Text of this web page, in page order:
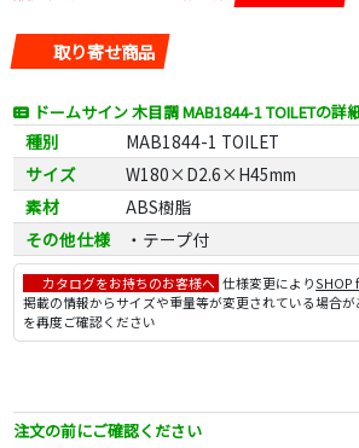
取り寄せ商品
ドームサイン 木目調 MAB1844-1 TOILETの詳
種別
MAB1844-1 TOILET
サイズ
W180×D2.6×H45mm
素材
ABS樹脂
その他仕様
・テープ付
カタログをお持ちのお客様へ 仕様変更によりSHOP
掲載の情報からサイズや重量等が変更されている場合
を再度ご確認ください
注文の前にご確認ください